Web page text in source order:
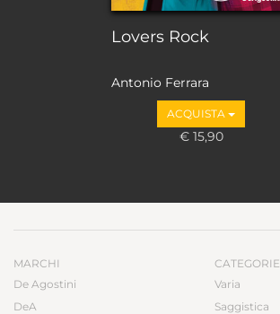
Lovers Rock
Antonio Ferrara
ACQUISTA
€ 15,90
MARCHI
De Agostini
DeA
CATEGORIE
Varia
Saggistica